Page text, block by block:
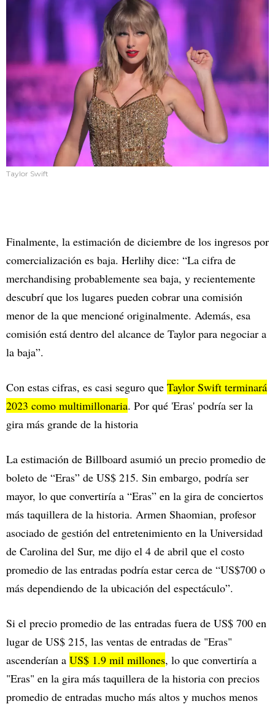
Taylor Swift
Finalmente, la estimación de diciembre de los ingresos por
comercialización es baja. Herlihy dice: “La cifra de
merchandising probablemente sea baja, y recientemente
descubrí que los lugares pueden cobrar una comisión
menor de la que mencioné originalmente. Además, esa
comisión está dentro del alcance de Taylor para negociar a
la baja”.
Con estas cifras, es casi seguro que Taylor Swift terminará
2023 como multimillonaria. Por qué 'Eras' podría ser la
gira más grande de la historia
La estimación de Billboard asumió un precio promedio de
boleto de “Eras” de US$ 215. Sin embargo, podría ser
mayor, lo que convertiría a “Eras” en la gira de conciertos
más taquillera de la historia. Armen Shaomian, profesor
asociado de gestión del entretenimiento en la Universidad
de Carolina del Sur, me dijo el 4 de abril que el costo
promedio de las entradas podría estar cerca de “US$700 o
más dependiendo de la ubicación del espectáculo”.
Si el precio promedio de las entradas fuera de US$ 700 en
lugar de US$ 215, las ventas de entradas de "Eras"
ascenderían a US$ 1.9 mil millones, lo que convertiría a
"Eras" en la gira más taquillera de la historia con precios
promedio de entradas mucho más altos y muchos menos